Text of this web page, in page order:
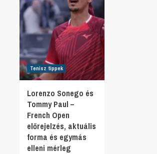
Tenisz tippek
Lorenzo Sonego és
Tommy Paul –
French Open
előrejelzés, aktuális
forma és egymás
elleni mérleg